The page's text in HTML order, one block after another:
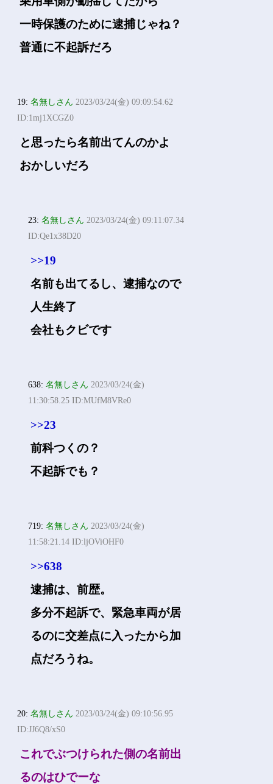
一時保護のために逮捕じゃね？
普通に不起訴だろ
19:名無しさん 2023/03/24(金) 09:09:54.62
ID:1mj1XCGZ0
と思ったら名前出てんのかよ
おかしいだろ
23:名無しさん 2023/03/24(金) 09:11:07.34
ID:Qe1x38D20
>>19
名前も出てるし、逮捕なので
人生終了
会社もクビです
638:名無しさん 2023/03/24(金)
11:30:58.25 ID:MUfM8VRe0
>>23
前科つくの？
不起訴でも？
719:名無しさん 2023/03/24(金)
11:58:21.14 ID:ljOViOHF0
>>638
逮捕は、前歴。
多分不起訴で、緊急車両が居
るのに交差点に入ったから加
点だろうね。
20:名無しさん 2023/03/24(金) 09:10:56.95
ID:JJ6Q8/xS0
これでぶつけられた側の名前出
るのはひでーな